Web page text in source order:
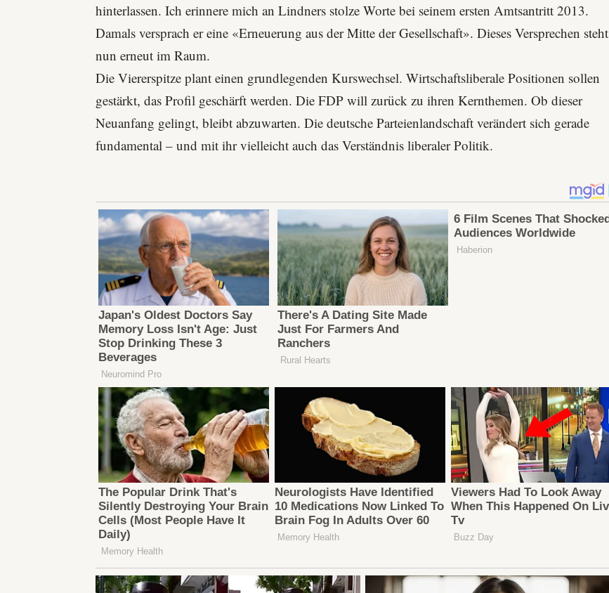
hinterlassen. Ich erinnere mich an Lindners stolze Worte bei seinem ersten Amtsantritt 2013.
Damals versprach er eine «Erneuerung aus der Mitte der Gesellschaft». Dieses Versprechen steht
nun erneut im Raum.
Die Viererspitze plant einen grundlegenden Kurswechsel. Wirtschaftsliberale Positionen sollen
gestärkt, das Profil geschärft werden. Die FDP will zurück zu ihren Kernthemen. Ob dieser
Neuanfang gelingt, bleibt abzuwarten. Die deutsche Parteienlandschaft verändert sich gerade
fundamental – und mit ihr vielleicht auch das Verständnis liberaler Politik.